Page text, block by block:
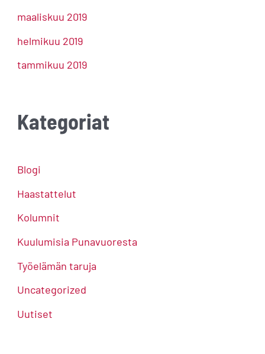
maaliskuu 2019
helmikuu 2019
tammikuu 2019
Kategoriat
Blogi
Haastattelut
Kolumnit
Kuulumisia Punavuoresta
Työelämän taruja
Uncategorized
Uutiset